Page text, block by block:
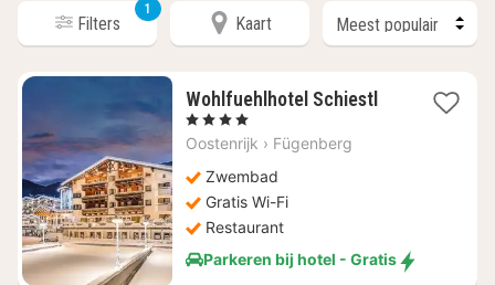
Filters
1
Kaart
Wohlfuehlhotel Schiestl1
, 4 Sterren
Oostenrijk › Fügenberg
Zwembad
Gratis Wi-Fi
Restaurant
Parkeren bij hotel - Gratis